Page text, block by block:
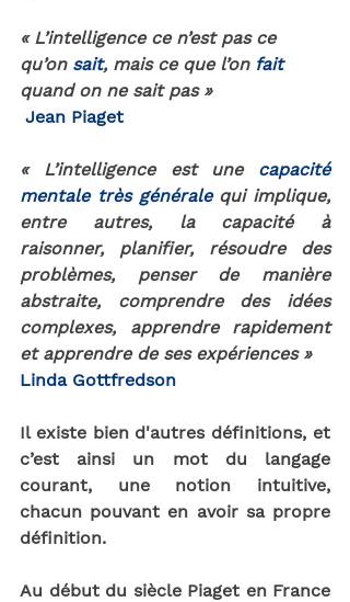
« L’intelligence ce n’est pas ce
qu’on sait, mais ce que l’on fait
quand on ne sait pas »
Jean Piaget
« L’intelligence est une capacité
mentale très générale qui implique,
entre autres, la capacité à
raisonner, planifier, résoudre des
problèmes, penser de manière
abstraite, comprendre des idées
complexes, apprendre rapidement
et apprendre de ses expériences »
Linda Gottfredson
Il existe bien d'autres définitions, et
c’est ainsi un mot du langage
courant, une notion intuitive,
chacun pouvant en avoir sa propre
définition.
Au début du siècle Piaget en France